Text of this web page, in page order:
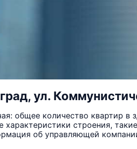
ул.
общее количество квартир в
строения,
об управляющей